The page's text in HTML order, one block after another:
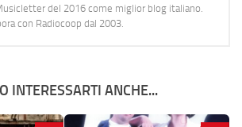
del 2016 come miglior blog italiano.
con Radiocoop dal 2003.
INTERESSARTI ANCHE...